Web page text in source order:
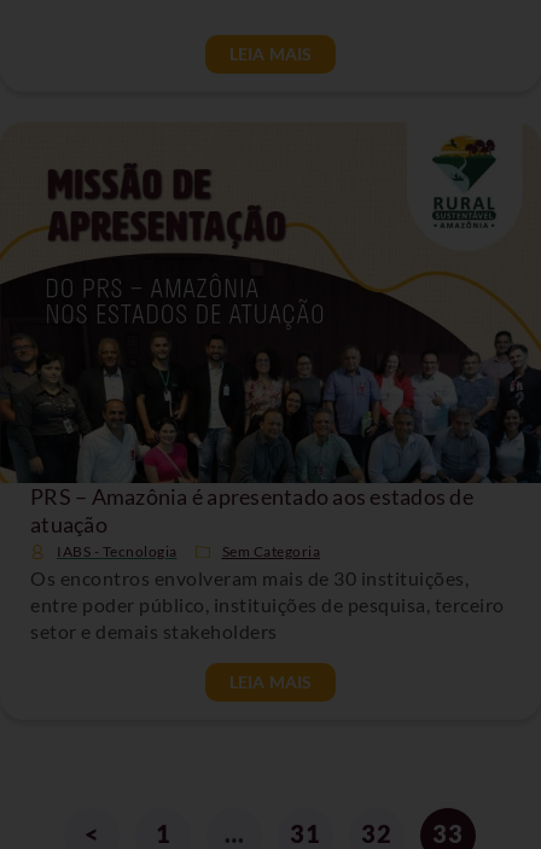
LEIA MAIS
PRS – Amazônia é apresentado aos estados de
atuação
IABS - Tecnologia Sem Categoria
Os encontros envolveram mais de 30 instituições,
entre poder público, instituições de pesquisa, terceiro
setor e demais stakeholders
LEIA MAIS
< 1 … 31 32 33